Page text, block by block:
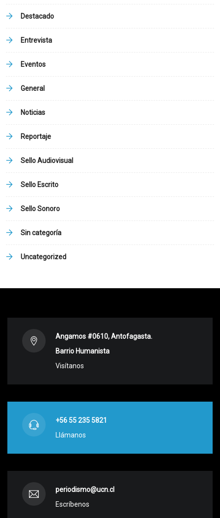
Destacado
Entrevista
Eventos
General
Noticias
Reportaje
Sello Audiovisual
Sello Escrito
Sello Sonoro
Sin categoría
Uncategorized
Angamos #0610, Antofagasta.
Barrio Humanista
Visítanos
+56 55 235 5821
Llámanos
periodismo@ucn.cl
Escríbenos